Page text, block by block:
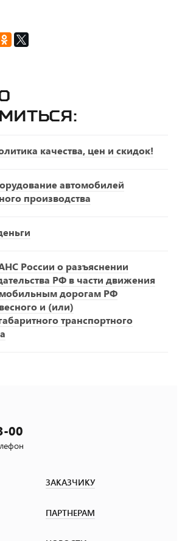
качества, цен и скидок!
автомобилей
производства
России о разъяснении
РФ в части движения
дорогам РФ
и (или)
транспортного
00
ЗАКАЗЧИКУ
ПАРТНЕРАМ